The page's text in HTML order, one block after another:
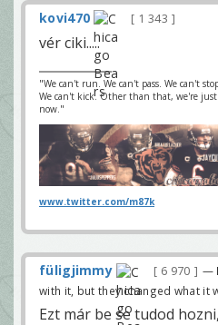
kovi470 1 343
vér ciki.....
"We can't run. We can't pass. We can't
We can't kick. Other than that, we're
now."
www.twitter.com/m87k
füligjimmy 6 970
—
with it, but they changed what it
Ezt már be se tudod